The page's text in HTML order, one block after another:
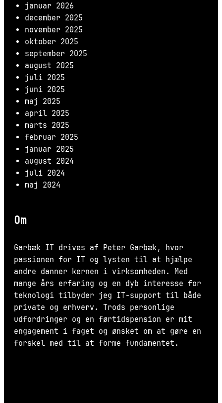
januar 2026
december 2025
november 2025
oktober 2025
september 2025
august 2025
juli 2025
juni 2025
maj 2025
april 2025
marts 2025
februar 2025
januar 2025
august 2024
juli 2024
maj 2024
Om
Garbæk IT drives af Peter Garbæk, hvor
passionen for IT og lysten til at hjælpe
andre danner kernen i virksomheden. Med
mange års erfaring og en dyb interesse for
teknologi tilbyder jeg IT-support til både
private og erhverv. Trods personlige
udfordringer og en førtidspension er mit
engagement i faget og ønsket om at gøre en
forskel med til at forme fundamentet.